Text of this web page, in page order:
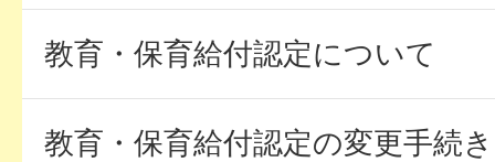
教育・保育給付認定について
教育・保育給付認定の変更手続